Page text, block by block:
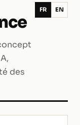
des
FR EN